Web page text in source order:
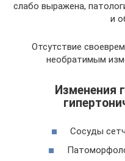
слабо выражена,
и
Отсутствие
необратимым
Изменения
Сосуды